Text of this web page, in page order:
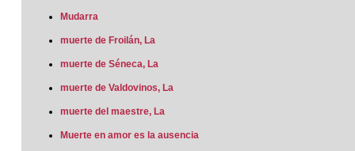
Mudarra
muerte de Froilán, La
muerte de Séneca, La
muerte de Valdovinos, La
muerte del maestre, La
Muerte en amor es la ausencia